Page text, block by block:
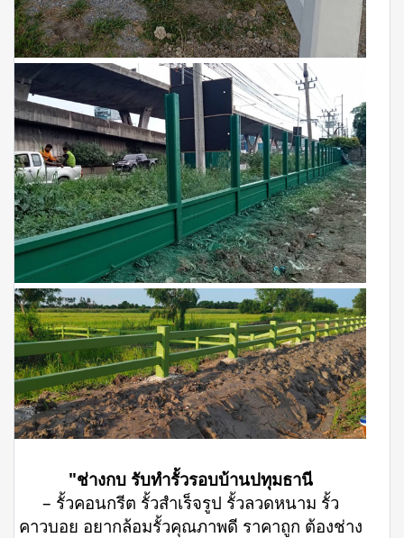
"ช่างกบ รับทำรั้วรอบบ้านปทุมธานี
– รั้วคอนกรีต รั้วสำเร็จรูป รั้วลวดหนาม รั้ว
คาวบอย อยากล้อมรั้วคุณภาพดี ราคาถูก ต้องช่าง